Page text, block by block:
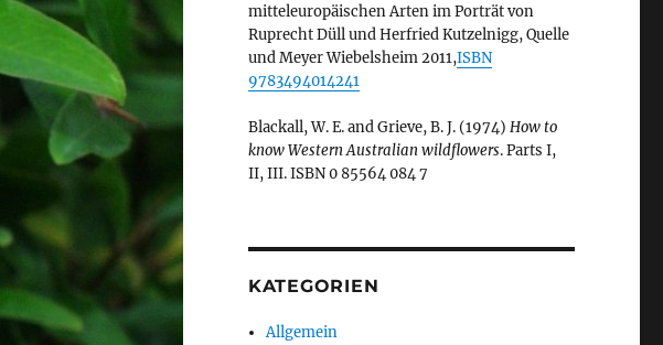
mitteleuropäischen Arten im Porträt von
Ruprecht Düll und Herfried Kutzelnigg, Quelle
und Meyer Wiebelsheim 2011,ISBN
9783494014241
Blackall, W. E. and Grieve, B. J. (1974) How to
know Western Australian wildflowers. Parts I,
II, III. ISBN 0 85564 084 7
KATEGORIEN
Allgemein